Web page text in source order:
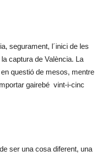
segurament, l´inici de les
captura de València. La
questió de mesos, mentre
gairebé vint-i-cinc
ser una cosa diferent, una